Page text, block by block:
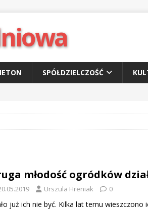
SPÓŁDZIELCZOŚĆ
młodość ogródków
Urszula Hreniak 0
już ich nie być. Kilka lat temu wieszczono